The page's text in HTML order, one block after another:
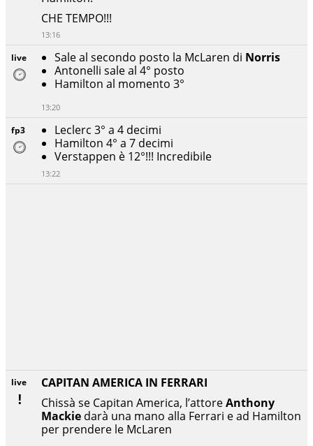
live
CAPITAN AMERICA IN FERRARI
Chissà se Capitan America, l’attoreAnthony
Mackie darà una mano alla Ferrari e ad Hamilton
per prendere le McLaren
fp3
Leclerc 3° a 4 decimi
Hamilton 4° a 7 decimi
Verstappen è 12°!!! Incredibile
13:22
live Sale al secondo posto la McLaren di Norris
Antonelli sale al 4° posto
Hamilton al momento 3°
13:20
CHE TEMPO!!!
13:16